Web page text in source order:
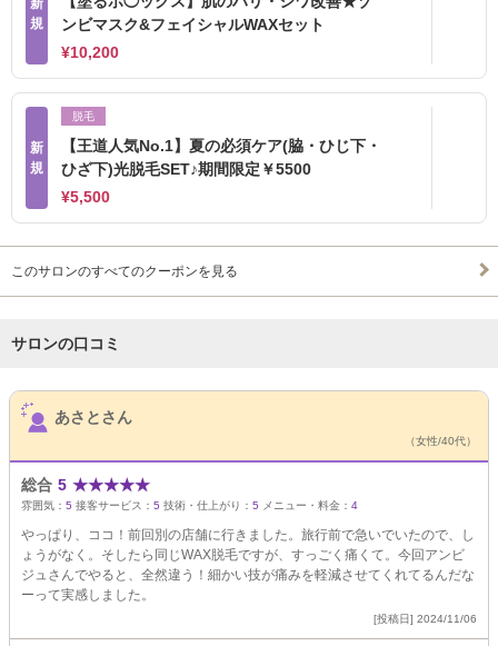
新
規
ンビマスク&フェイシャルWAXセット
¥10,200
新
規
脱毛
【王道人気No.1】夏の必須ケア(脇・ひじ下・
ひざ下)光脱毛SET♪期間限定￥5500
¥5,500
このサロンのすべてのクーポンを見る
サロンの口コミ
サロンPick Up
あさとさん
（女性/40代）
総合 5 ★★★★★
雰囲気： 5 接客サービス： 5 技術・仕上がり： 5 メニュー・料金： 4
やっぱり、ココ！前回別の店舗に行きました。旅行前で急いでいたので、し
ょうがなく。そしたら同じWAX脱毛ですが、すっごく痛くて。今回アンビ
ジュさんでやると、全然違う！細かい技が痛みを軽減させてくれてるんだな
ーって実感しました。
[投稿日] 2024/11/06